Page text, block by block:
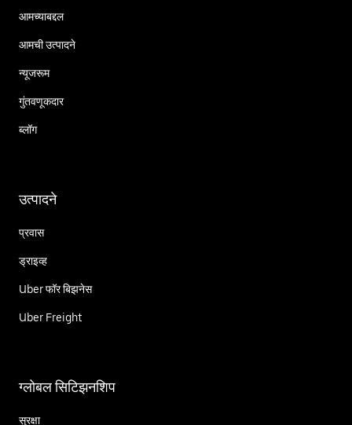
आमच्याबद्दल
आमची उत्पादने
न्यूजरूम
गुंतवणूकदार
ब्लॉग
उत्पादने
प्रवास
ड्राइव्ह
Uber फॉर बिझनेस
Uber Freight
ग्लोबल सिटिझनशिप
सुरक्षा